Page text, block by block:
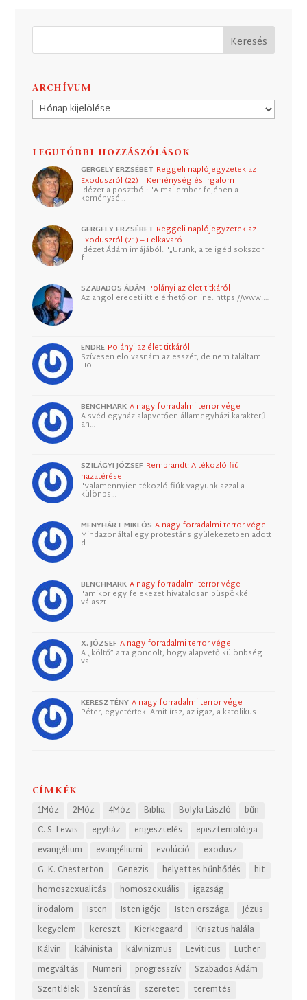
ARCHÍVUM
Archívum
LEGUTÓBBI HOZZÁSZÓLÁSOK
GERGELY ERZSÉBET Reggeli naplójegyzetek az
Exoduszról (22) – Keménység és irgalom
Idézet a posztból: "A mai ember fejében a
keménysé…
GERGELY ERZSÉBET Reggeli naplójegyzetek az
Exoduszról (21) – Felkavaró
Idézet Ádám imájából: "„Urunk, a te igéd sokszor
f…
SZABADOS ÁDÁM Polányi az élet titkáról
Az angol eredeti itt elérhető online: https://www.…
ENDRE Polányi az élet titkáról
Szívesen elolvasnám az esszét, de nem találtam.
Ho…
BENCHMARK A nagy forradalmi terror vége
A svéd egyház alapvetően államegyházi karakterű
an…
SZILÁGYI JÓZSEF Rembrandt: A tékozló fiú
hazatérése
"Valamennyien tékozló fiúk vagyunk azzal a
különbs…
MENYHÁRT MIKLÓS A nagy forradalmi terror vége
Mindazonáltal egy protestáns gyülekezetben adott
d…
BENCHMARK A nagy forradalmi terror vége
"amikor egy felekezet hivatalosan püspökké
választ…
X. JÓZSEF A nagy forradalmi terror vége
A „költő” arra gondolt, hogy alapvető különbség
va…
KERESZTÉNY A nagy forradalmi terror vége
Péter, egyetértek. Amit írsz, az igaz, a katolikus…
CÍMKÉK
1Móz 2Móz 4Móz Biblia Bolyki László
bűn
C. S. Lewis
egyház engesztelés
episztemológia
evangélium
evangéliumi evolúció
exodusz
G. K. Chesterton
Genezis helyettes bűnhődés
hit
homoszexualitás
homoszexuális
igazság
irodalom
Isten Isten igéje Isten országa
Jézus
kegyelem
kereszt Kierkegaard
Krisztus halála
Kálvin
kálvinista kálvinizmus Leviticus
Luther
megváltás
Numeri progresszív
Szabados Ádám
Szentlélek
Szentírás szeretet teremtés